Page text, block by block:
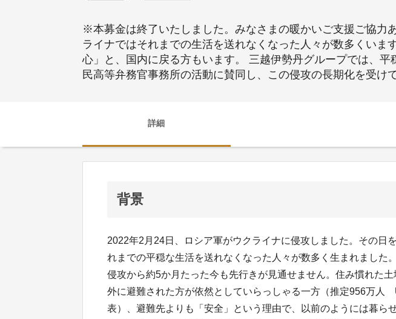
※本募金は終了いたしました。みなさまの暖かいご支援ご協力
ライナではそれまでの生活を送れなくなった人々が数多くい
心」と、国内に戻る方もいます。 三越伊勢丹グループでは、
民高等弁務官事務所の活動に賛同し、この侵攻の長期化を受け
詳細
背景
2022年2月24日、ロシア軍がウクライナに侵攻しました。その日
れまでの平穏な生活を送れなくなった人々が数多く生まれました。
侵攻から約5か月たった今も先行きが見通せません。住み慣れた
外に避難された方が依然としていらっしゃる一方（推定956万人
表）、避難先よりも「安全」という理由で、以前のようには暮ら